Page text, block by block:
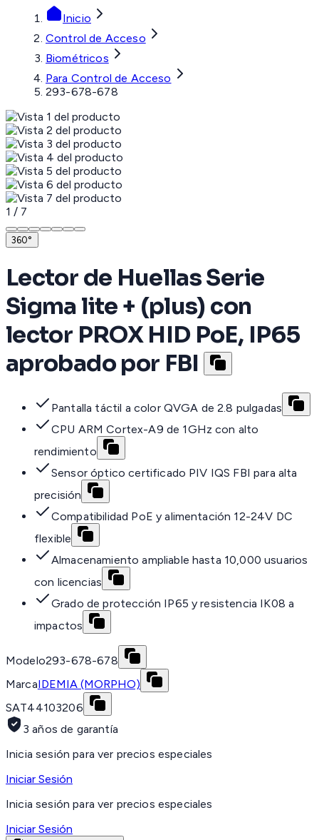
Inicio
Control de Acceso
Biométricos
Para Control de Acceso
293-678-678
1 / 7
360°
Lector de Huellas Serie
Sigma lite + (plus) con
lector PROX HID PoE, IP65
aprobado por FBI
Pantalla táctil a color QVGA de 2.8 pulgadas
CPU ARM Cortex-A9 de 1GHz con alto
rendimiento
Sensor óptico certificado PIV IQS FBI para alta
precisión
Compatibilidad PoE y alimentación 12-24V DC
flexible
Almacenamiento ampliable hasta 10,000 usuarios
con licencias
Grado de protección IP65 y resistencia IK08 a
impactos
Modelo293-678-678
MarcaIDEMIA (MORPHO)
SAT44103206
3 años de garantía
Inicia sesión para ver precios especiales
Iniciar Sesión
Inicia sesión para ver precios especiales
Iniciar Sesión